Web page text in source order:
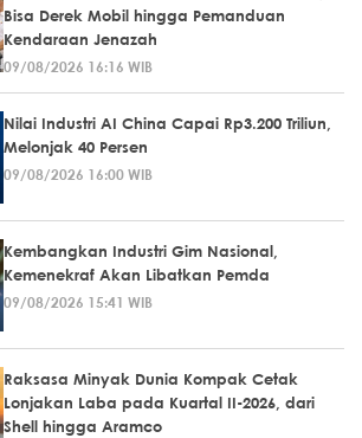
Bisa Derek Mobil hingga Pemanduan
Kendaraan Jenazah
09/08/2026 16:16 WIB
Nilai Industri AI China Capai Rp3.200 Triliun,
Melonjak 40 Persen
09/08/2026 16:00 WIB
Kembangkan Industri Gim Nasional,
Kemenekraf Akan Libatkan Pemda
09/08/2026 15:41 WIB
Raksasa Minyak Dunia Kompak Cetak
Lonjakan Laba pada Kuartal II-2026, dari
Shell hingga Aramco